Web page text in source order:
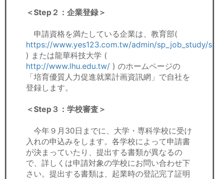
＜Step２：企業登録＞
申請資格を満たしている企業は、教育部(
https://www.yes123.com.tw/admin/sp_job_study/
) または龍華科技大学 (
http://www.lhu.edu.tw/ ) のホームページの
「培育優質人力促進就業計画資訊網」で自社を
登録します。
＜Step３：学校審査＞
今年９月30日までに、大学・専科学校に受け
入れの申込みをします。各学校によって申請書
が決まっていたり、提出する書類が異なるの
で、詳しくは申請対象の学校にお問い合わせ下
さい。提出する書類は、起業時の登記完了証明